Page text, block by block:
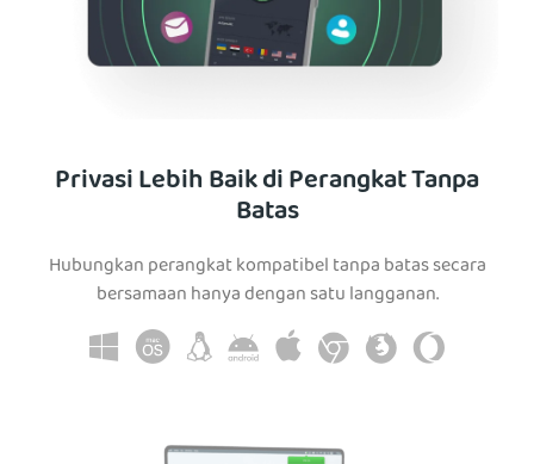
Privasi Lebih Baik di Perangkat Tanpa
Batas
Hubungkan perangkat kompatibel tanpa batas secara
bersamaan hanya dengan satu langganan.